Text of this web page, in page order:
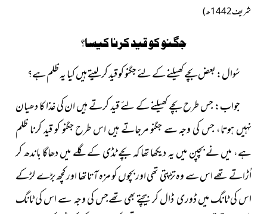
شریف 1442ھ)
جگنو کو قید کرنا کیسا؟
سُوال: بعض بچے کھیلنے کے لئے جگنو کو قید کرلیتے ہیں کیا یہ ظلم ہے؟
جواب: جس طرح بچے کھیلنے کے لئے قید کرتے ہیں ان کی غذا کا دھیان
نہیں ہوتا، جس کی وجہ سے جگنو مرجاتے ہیں اس طرح جگنو کو قید کرنا ظلم
ہے، میں نے بچپن میں یہ دیکھا تھا کہ بچے ٹڈی کے گلے میں دھاگا باندھ کر
اُڑاتے تھے اس سے وہ تڑپتی تھی اور بچوں کو مزہ آتا تھا اور کچھ بڑے لڑکے
اس کی ٹانگ میں ڈوری ڈال کر بیچتے بھی تھےجس کی وجہ سے اس کی ٹانگ